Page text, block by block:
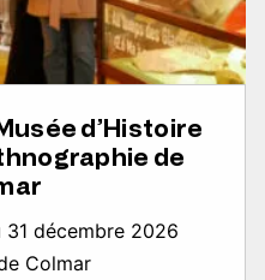
d’Histoire
de
31 décembre 2026
Colmar